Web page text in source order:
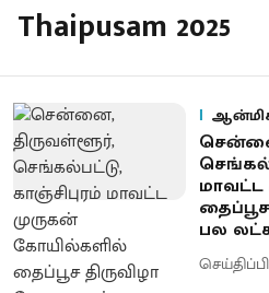
Thaipusam 2025
பல